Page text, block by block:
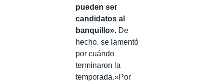
pueden ser
candidatos al
banquillo». De
hecho, se lamentó
por cuándo
terminaron la
temporada.»Por